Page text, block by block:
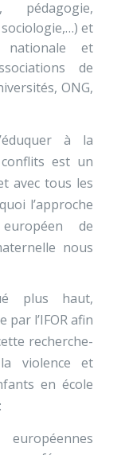
pédagogie,
sociologie,…) et
et
de
ONG,
à la
est un
avec tous les
l’approche
de
nous
plus haut,
par l’IFOR afin
recherche-
violence et
en école